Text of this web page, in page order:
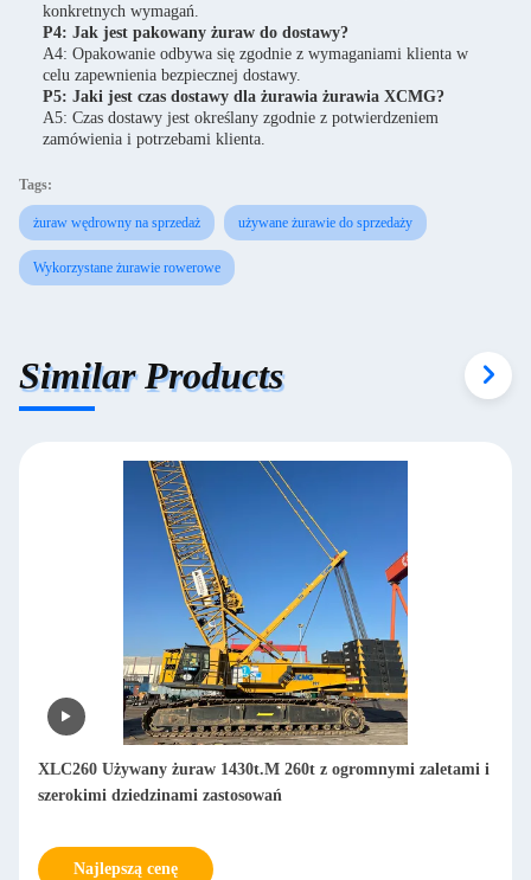
konkretnych wymagań.
P4: Jak jest pakowany żuraw do dostawy?
A4: Opakowanie odbywa się zgodnie z wymaganiami klienta w
celu zapewnienia bezpiecznej dostawy.
P5: Jaki jest czas dostawy dla żurawia żurawia XCMG?
A5: Czas dostawy jest określany zgodnie z potwierdzeniem
zamówienia i potrzebami klienta.
Tags:
żuraw wędrowny na sprzedaż używane żurawie do sprzedaży
Wykorzystane żurawie rowerowe
Similar Products
XLC260 Używany żuraw 1430t.M 260t z ogromnymi zaletami i
szerokimi dziedzinami zastosowań
Najlepszą cenę